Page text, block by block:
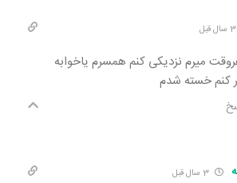
هروقت میرم نزدیکی کنم همسرم یاخوابه
کنم خسته شدم
3 سال قبل